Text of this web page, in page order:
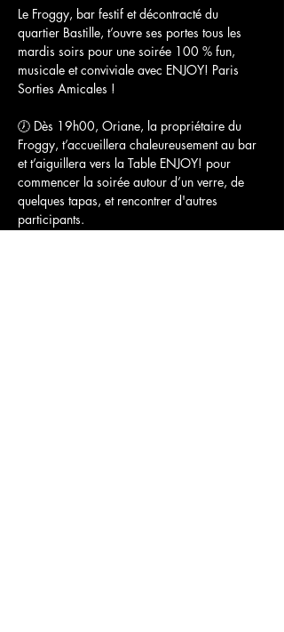
Le Froggy, bar festif et décontracté du
quartier Bastille, t’ouvre ses portes tous les
mardis soirs pour une soirée 100 % fun,
musicale et conviviale avec ENJOY! Paris
Sorties Amicales !
🕖 Dès 19h00, Oriane, la propriétaire du
Froggy, t’accueillera chaleureusement au bar
et t’aiguillera vers la Table ENJOY! pour
commencer la soirée autour d’un verre, de
quelques tapas, et rencontrer d'autres
participants.